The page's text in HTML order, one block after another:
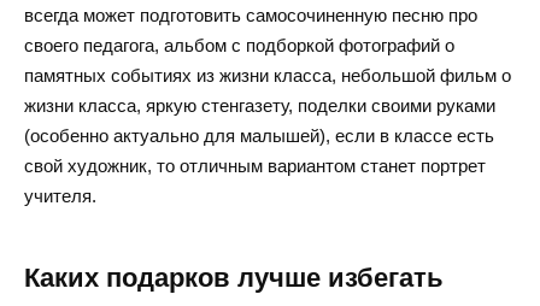
всегда может подготовить самосочиненную песню про
своего педагога, альбом с подборкой фотографий о
памятных событиях из жизни класса, небольшой фильм о
жизни класса, яркую стенгазету, поделки своими руками
(особенно актуально для малышей), если в классе есть
свой художник, то отличным вариантом станет портрет
учителя.
Каких подарков лучше избегать